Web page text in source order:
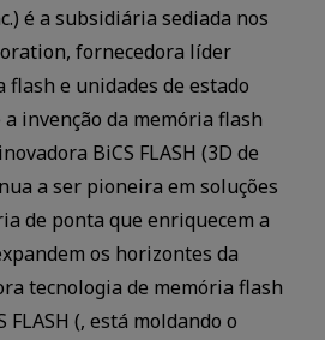
é a subsidiária sediada nos
fornecedora líder
e unidades de estado
a invenção da memória flash
BiCS FLASH (3D de
a ser pioneira em soluções
de ponta que enriquecem a
os horizontes da
tecnologia de memória flash
FLASH (, está moldando o